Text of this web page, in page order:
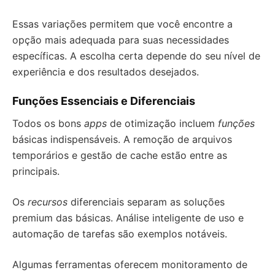
Essas variações permitem que você encontre a
opção mais adequada para suas necessidades
específicas. A escolha certa depende do seu nível de
experiência e dos resultados desejados.
Funções Essenciais e Diferenciais
Todos os bons apps de otimização incluem funções
básicas indispensáveis. A remoção de arquivos
temporários e gestão de cache estão entre as
principais.
Os recursos diferenciais separam as soluções
premium das básicas. Análise inteligente de uso e
automação de tarefas são exemplos notáveis.
Algumas ferramentas oferecem monitoramento de